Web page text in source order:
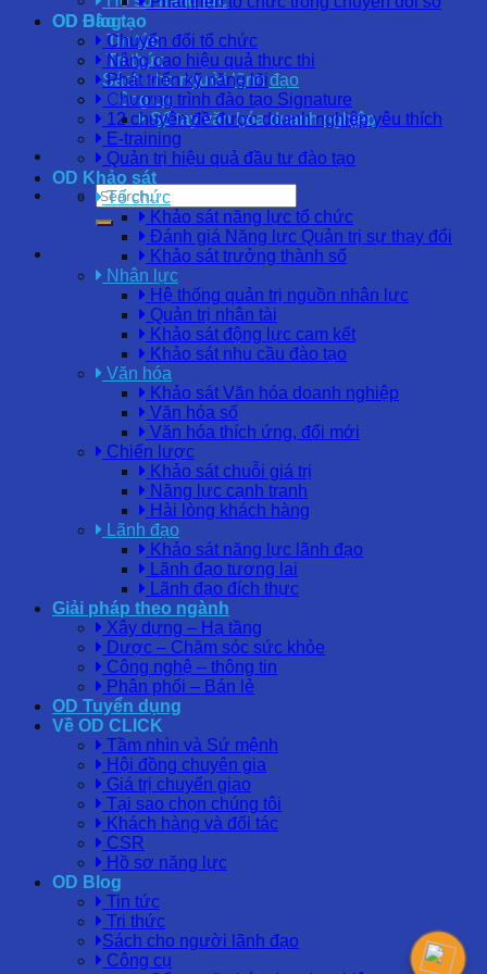
OD Blog
Tin tức
Tri thức
Sách cho người lãnh đạo
Công cụ
Sổ tay văn hóa doanh nghiệp
OD Đào tạo
Chuyển đổi tổ chức
Nâng cao hiệu quả thực thi
Phát triển kỹ năng lõi
Chương trình đào tạo Signature
12 chuyên đề được doanh nghiệp yêu thích
E-training
Quản trị hiệu quả đầu tư đào tạo
OD Khảo sát
Tổ chức
Khảo sát năng lực tổ chức
Đánh giá Năng lực Quản trị sự thay đổi
Khảo sát trưởng thành số
Nhân lực
Hệ thống quản trị nguồn nhân lực
Quản trị nhân tài
Khảo sát động lực cam kết
Khảo sát nhu cầu đào tạo
Văn hóa
Khảo sát Văn hóa doanh nghiệp
Văn hóa số
Văn hóa thích ứng, đổi mới
Chiến lược
Khảo sát chuỗi giá trị
Năng lực cạnh tranh
Hài lòng khách hàng
Lãnh đạo
Khảo sát năng lực lãnh đạo
Lãnh đạo tương lai
Lãnh đạo đích thực
Giải pháp theo ngành
Xây dựng – Hạ tầng
Dược – Chăm sóc sức khỏe
Công nghệ – thông tin
Phân phối – Bán lẻ
OD Tuyển dụng
Về OD CLICK
Tầm nhìn và Sứ mệnh
Hội đồng chuyên gia
Giá trị chuyển giao
Tại sao chọn chúng tôi
Khách hàng và đối tác
CSR
Hồ sơ năng lực
OD Blog
Tin tức
Tri thức
Sách cho người lãnh đạo
Công cụ